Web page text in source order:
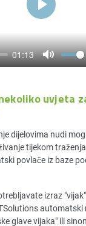
01:13
Mute
Play
uvjeta
dijelovima nudi
tijekom
povlače iz baze
izraz
automatski
glave vijaka" ili